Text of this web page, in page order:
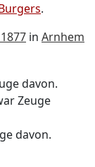
.
in Arnhem
davon.
Zeuge
davon.